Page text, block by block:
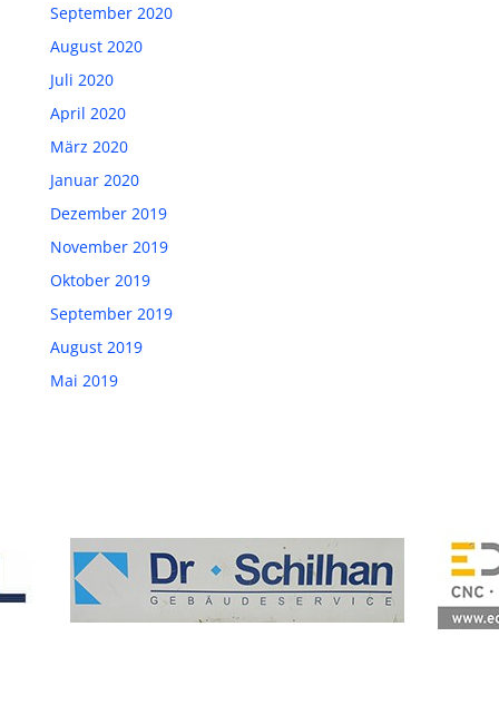
September 2020
August 2020
Juli 2020
April 2020
März 2020
Januar 2020
Dezember 2019
November 2019
Oktober 2019
September 2019
August 2019
Mai 2019